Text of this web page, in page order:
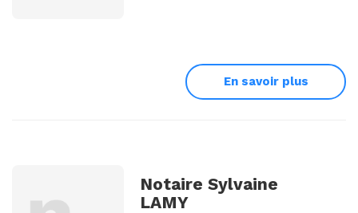
En savoir plus
Notaire Sylvaine
LAMY